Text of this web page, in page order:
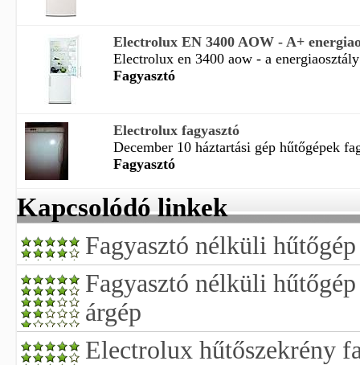
Electrolux EN 3400 AOW - A+
Electrolux en 3400 aow - a
Fagyasztó
Electrolux fagyasztó
December 10 háztartási gép hűtőgépek
Fagyasztó
Kapcsolódó linkek
Fagyasztó nélküli
Fagyasztó nélküli
árgép
Electrolux hűtőszekrény